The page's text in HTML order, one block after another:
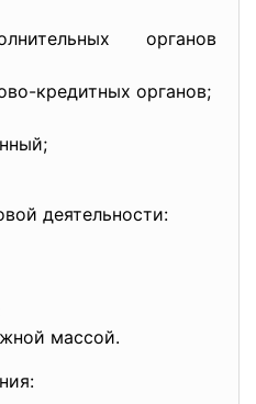
органов
кредитных органов;
деятельности:
массой.